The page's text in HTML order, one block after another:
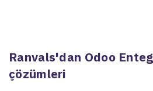
Ranvals'dan Odoo
çözümleri